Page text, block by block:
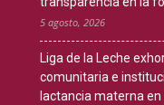
5 agosto, 2026
Liga de la Leche
comunitaria e
lactancia materna en